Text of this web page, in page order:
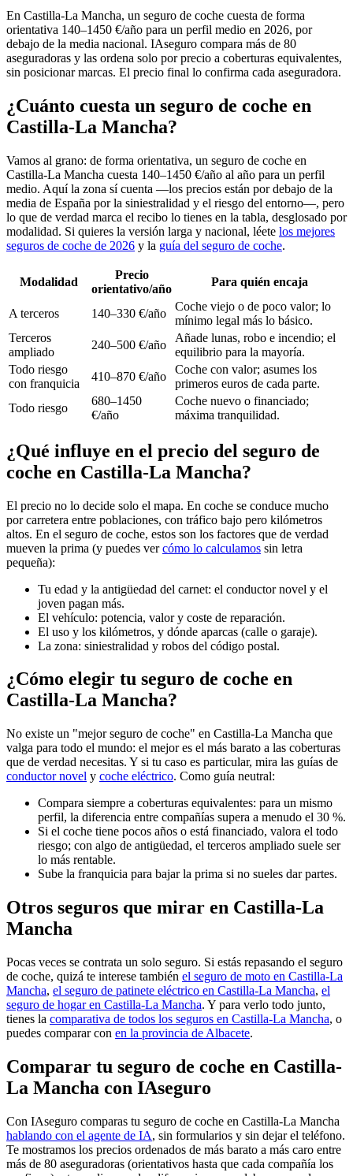
En Castilla-La Mancha, un seguro de coche cuesta de forma
orientativa 140–1450 €/año para un perfil medio en 2026, por
debajo de la media nacional. IAseguro compara más de 80
aseguradoras y las ordena solo por precio a coberturas equivalentes,
sin posicionar marcas. El precio final lo confirma cada aseguradora.
¿Cuánto cuesta un seguro de coche en
Castilla-La Mancha?
Vamos al grano: de forma orientativa, un seguro de coche en
Castilla-La Mancha cuesta 140–1450 €/año al año para un perfil
medio. Aquí la zona sí cuenta —los precios están por debajo de la
media de España por la siniestralidad y el riesgo del entorno—, pero
lo que de verdad marca el recibo lo tienes en la tabla, desglosado por
modalidad. Si quieres la versión larga y nacional, léete los mejores
seguros de coche de 2026 y la guía del seguro de coche.
Modalidad
Precio
orientativo/año
Para quién encaja
A terceros 140–330 €/año
Coche viejo o de poco valor; lo
mínimo legal más lo básico.
Terceros
ampliado
240–500 €/año
Añade lunas, robo e incendio; el
equilibrio para la mayoría.
Todo riesgo
con franquicia
410–870 €/año
Coche con valor; asumes los
primeros euros de cada parte.
Todo riesgo
680–1450
€/año
Coche nuevo o financiado;
máxima tranquilidad.
¿Qué influye en el precio del seguro de
coche en Castilla-La Mancha?
El precio no lo decide solo el mapa. En coche se conduce mucho
por carretera entre poblaciones, con tráfico bajo pero kilómetros
altos. En el seguro de coche, estos son los factores que de verdad
mueven la prima (y puedes vercómo lo calculamos sin letra
pequeña):
Tu edad y la antigüedad del carnet: el conductor novel y el
joven pagan más.
El vehículo: potencia, valor y coste de reparación.
El uso y los kilómetros, y dónde aparcas (calle o garaje).
La zona: siniestralidad y robos del código postal.
¿Cómo elegir tu seguro de coche en
Castilla-La Mancha?
No existe un "mejor seguro de coche" en Castilla-La Mancha que
valga para todo el mundo: el mejor es el más barato a las coberturas
que de verdad necesitas. Y si tu caso es particular, mira las guías de
conductor novel y coche eléctrico. Como guía neutral:
Compara siempre a coberturas equivalentes: para un mismo
perfil, la diferencia entre compañías supera a menudo el 30 %.
Si el coche tiene pocos años o está financiado, valora el todo
riesgo; con algo de antigüedad, el terceros ampliado suele ser
lo más rentable.
Sube la franquicia para bajar la prima si no sueles dar partes.
Otros seguros que mirar en Castilla-La
Mancha
Pocas veces se contrata un solo seguro. Si estás repasando el seguro
de coche, quizá te interese también el seguro de moto en Castilla-La
Mancha, el seguro de patinete eléctrico en Castilla-La Mancha, el
seguro de hogar en Castilla-La Mancha. Y para verlo todo junto,
tienes la comparativa de todos los seguros en Castilla-La Mancha, o
puedes comparar con en la provincia de Albacete.
Comparar tu seguro de coche en Castilla-
La Mancha con IAseguro
Con IAseguro comparas tu seguro de coche en Castilla-La Mancha
hablando con el agente de IA, sin formularios y sin dejar el teléfono.
Te mostramos los precios ordenados de más barato a más caro entre
más de 80 aseguradoras (orientativos hasta que cada compañía los